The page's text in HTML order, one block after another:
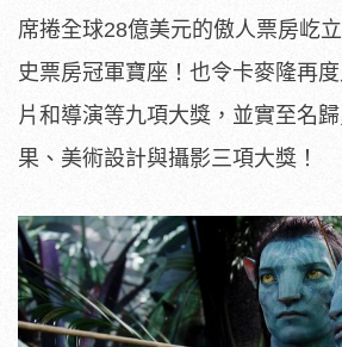
席捲全球28億美元的傲人票房屹立
史票房冠軍寶座！ 也令卡麥隆再
片和導演等九項大獎， 並實至名
果、美術設計與攝影三項大獎！